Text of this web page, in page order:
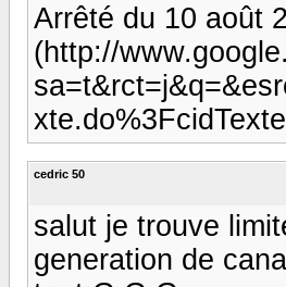
Arrêté du 10 août
(http://
cedric 50
salut je trouve
generation de